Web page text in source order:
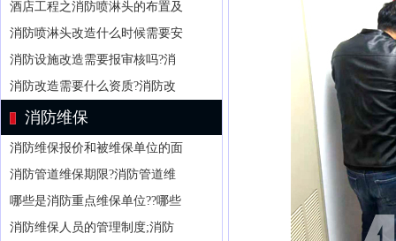
酒店工程之消防喷淋头的布置及
消防喷淋头改造什么时候需要安
消防设施改造需要报审核吗?消
消防改造需要什么资质?消防改
消防维保
消防维保报价和被维保单位的面
消防管道维保期限?消防管道维
哪些是消防重点维保单位??哪些
消防维保人员的管理制度;消防